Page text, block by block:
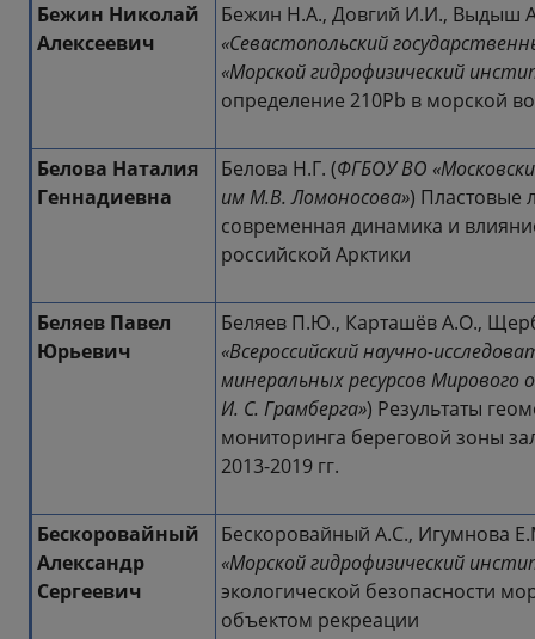
Бежин Николай
Алексеевич
Бежин Н.А., Довгий И.И., Выдыш
«Севастопольский
«Морской гидрофизический
определение 210Pb в морской
Белова Наталия
Геннадиевна
Белова Н.Г. (ФГБОУ ВО
им М.В. Ломоносова») Пластовые
современная динамика и
российской Арктики
Беляев Павел
Юрьевич
Беляев П.Ю., Карташёв А.О.,
«Всероссийский научно-
минеральных ресурсов Мирового
И. С. Грамберга») Результаты
мониторинга береговой зоны
2013-2019 гг.
Бескоровайный
Александр
Сергеевич
Бескоровайный А.С., Игумнова
«Морской гидрофизический
экологической безопасности
объектом рекреации